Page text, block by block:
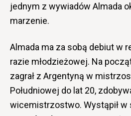
jednym z wywiadów Almada
marzenie.
Almada ma za sobą debiut w
razie młodzieżowej. Na
zagrał z Argentyną w
Południowej do lat 20,
wicemistrzostwo. Wystąpił